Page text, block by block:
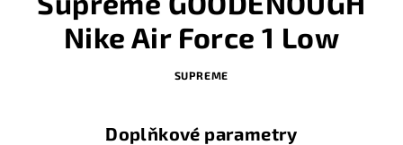
Nike Air Force 1 Low
SUPREME
Doplňkové parametry